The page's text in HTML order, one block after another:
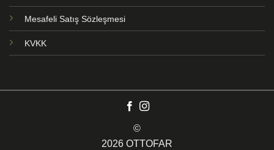
Mesafeli Satış Sözleşmesi
KVKK
©
2026 OTTOFAR